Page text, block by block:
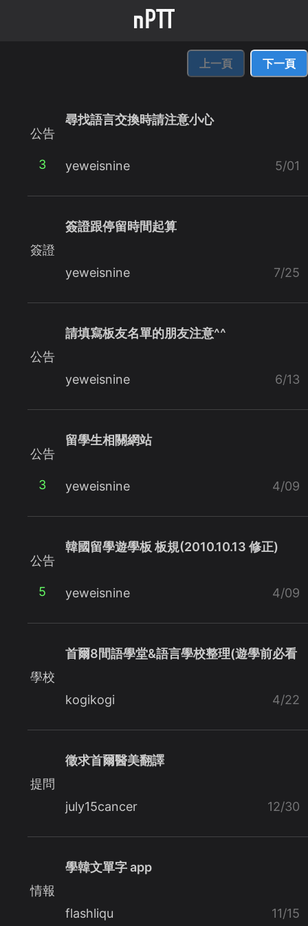
上一頁 下一頁
公告
3
尋找語言交換時請注意小心
yeweisnine 5/01
簽證
簽證跟停留時間起算
yeweisnine 7/25
公告
請填寫板友名單的朋友注意^^
yeweisnine 6/13
公告
3
留學生相關網站
yeweisnine 4/09
公告
5
韓國留學遊學板 板規(2010.10.13 修正)
yeweisnine 4/09
學校
首爾8間語學堂&語言學校整理(遊學前必看
kogikogi 4/22
提問
徵求首爾醫美翻譯
july15cancer 12/30
情報
學韓文單字 app
flashliqu 11/15